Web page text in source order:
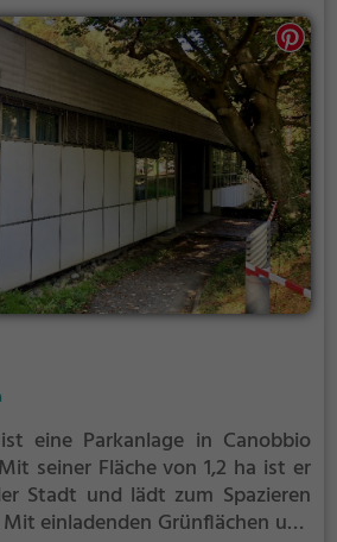
eine Parkanlage in Canobbio
Mit seiner Fläche von 1,2 ha ist er
Stadt und lädt zum Spazieren
Mit einladenden Grünflächen und